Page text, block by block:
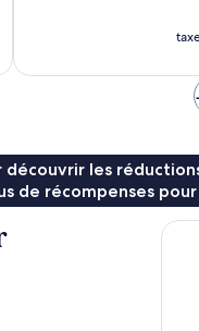
les
de récompenses pour